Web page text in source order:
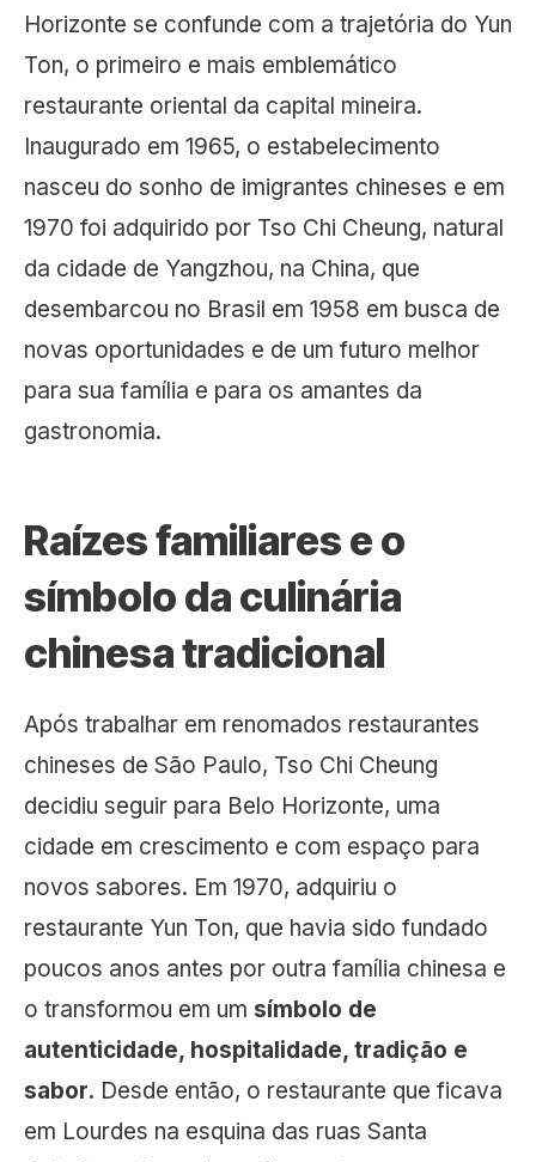
Horizonte se confunde com a trajetória do Yun
Ton, o primeiro e mais emblemático
restaurante oriental da capital mineira.
Inaugurado em 1965, o estabelecimento
nasceu do sonho de imigrantes chineses e em
1970 foi adquirido por Tso Chi Cheung, natural
da cidade de Yangzhou, na China, que
desembarcou no Brasil em 1958 em busca de
novas oportunidades e de um futuro melhor
para sua família e para os amantes da
gastronomia.
Raízes familiares e o
símbolo da culinária
chinesa tradicional
Após trabalhar em renomados restaurantes
chineses de São Paulo, Tso Chi Cheung
decidiu seguir para Belo Horizonte, uma
cidade em crescimento e com espaço para
novos sabores. Em 1970, adquiriu o
restaurante Yun Ton, que havia sido fundado
poucos anos antes por outra família chinesa e
o transformou em um símbolo de
autenticidade, hospitalidade, tradição e
sabor. Desde então, o restaurante que ficava
em Lourdes na esquina das ruas Santa